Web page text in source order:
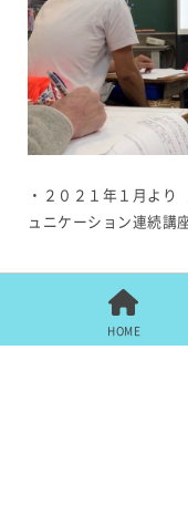
・２０２１年１月よ
ュニケーション連続
HOME